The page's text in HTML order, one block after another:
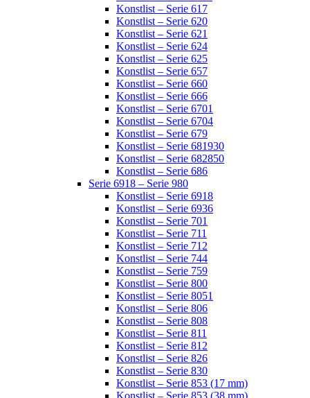
Konstlist – Serie 617
Konstlist – Serie 620
Konstlist – Serie 621
Konstlist – Serie 624
Konstlist – Serie 625
Konstlist – Serie 657
Konstlist – Serie 660
Konstlist – Serie 666
Konstlist – Serie 6701
Konstlist – Serie 6704
Konstlist – Serie 679
Konstlist – Serie 681930
Konstlist – Serie 682850
Konstlist – Serie 686
Serie 6918 – Serie 980
Konstlist – Serie 6918
Konstlist – Serie 6936
Konstlist – Serie 701
Konstlist – Serie 711
Konstlist – Serie 712
Konstlist – Serie 744
Konstlist – Serie 759
Konstlist – Serie 800
Konstlist – Serie 8051
Konstlist – Serie 806
Konstlist – Serie 808
Konstlist – Serie 811
Konstlist – Serie 812
Konstlist – Serie 826
Konstlist – Serie 830
Konstlist – Serie 853 (17 mm)
Konstlist – Serie 853 (38 mm)